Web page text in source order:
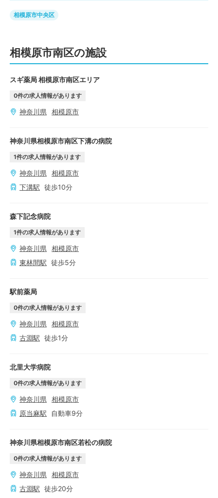
相模原市中央区
相模原市南区の施設
スギ薬局 相模原市南区エリア
0件の求人情報があります
神奈川県 相模原市
神奈川県相模原市南区下溝の病院
1件の求人情報があります
神奈川県
相模原市
下溝駅 徒歩10分
森下記念病院
1件の求人情報があります
神奈川県
相模原市
東林間駅 徒歩5分
駅前薬局
0件の求人情報があります
神奈川県
相模原市
古淵駅 徒歩1分
北里大学病院
0件の求人情報があります
神奈川県
相模原市
原当麻駅 自動車9分
神奈川県相模原市南区若松の病院
0件の求人情報があります
神奈川県
相模原市
古淵駅 徒歩20分